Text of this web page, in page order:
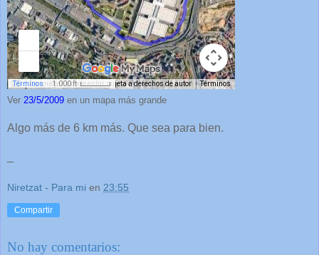
Ver 23/5/2009 en un mapa más grande
Algo más de 6 km más. Que sea para bien.
Niretzat - Para mi en 23:55
Compartir
No hay comentarios: